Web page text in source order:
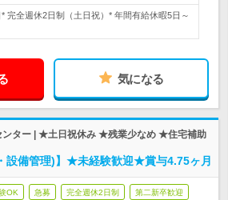
完全週休2日制（土日祝）* 年間有給休暇5日～
気になる
ンター | ★土日祝休み ★残業少なめ ★住宅補助
設備管理)】★未経験歓迎★賞与4.75ヶ月
OK 急募 完全週休2日制 第二新卒歓迎